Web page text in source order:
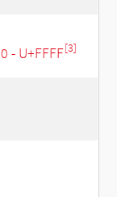
- U+FFFF[3]